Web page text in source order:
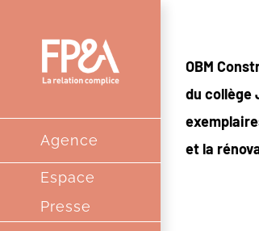
contenu
Agence
Espace
Presse
OBM
du collège
et la